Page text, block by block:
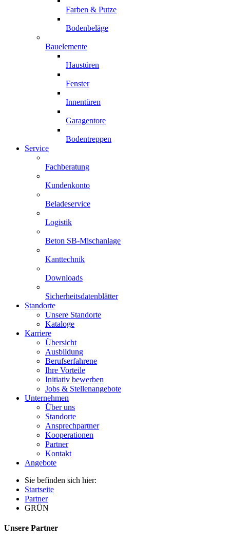
Farben & Putze
Bodenbeläge
Bauelemente
Haustüren
Fenster
Innentüren
Garagentore
Bodentreppen
Service
Fachberatung
Kundenkonto
Beladeservice
Logistik
Beton SB-Mischanlage
Kanttechnik
Downloads
Sicherheitsdatenblätter
Standorte
Unsere Standorte
Kataloge
Karriere
Übersicht
Ausbildung
Berufserfahrene
Ihre Vorteile
Initiativ bewerben
Jobs & Stellenangebote
Unternehmen
Über uns
Standorte
Ansprechpartner
Kooperationen
Partner
Kontakt
Angebote
Sie befinden sich hier:
Startseite
Partner
GRÜN
Unsere Partner